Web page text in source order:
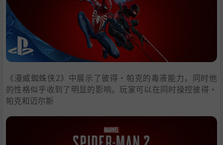
5.
.
设置中文
更新备注
8.升级备注
10.学习下载
《漫威蜘蛛侠2》中展示了彼得·帕克的毒液能力，同时他
的性格似乎收到了明显的影响。玩家可以在同时操控彼得·
帕克和迈尔斯